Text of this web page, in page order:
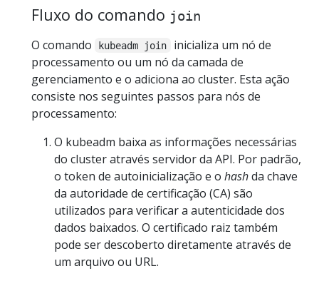
Fluxo do comando join
O comando
kubeadm join
inicializa um nó de
processamento ou um nó da camada de
gerenciamento e o adiciona ao cluster. Esta ação
consiste nos seguintes passos para nós de
processamento:
O kubeadm baixa as informações necessárias
do cluster através servidor da API. Por padrão,
o token de autoinicialização e o hashda chave
da autoridade de certificação (CA) são
utilizados para verificar a autenticidade dos
dados baixados. O certificado raiz também
pode ser descoberto diretamente através de
um arquivo ou URL.